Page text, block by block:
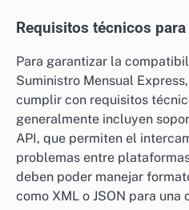
Requisitos técnicos
Para garantizar la
Suministro Mensual
cumplir con requisitos
generalmente incluyen
API, que permiten el
problemas entre
deben poder manejar
como XML o JSON para